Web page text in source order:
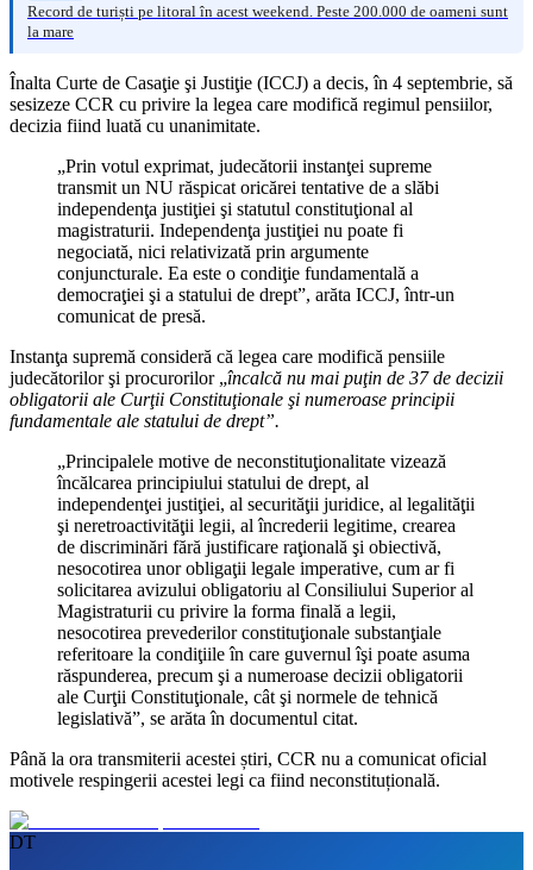
Record de turiști pe litoral în acest weekend. Peste 200.000 de oameni sunt
la mare
Înalta Curte de Casaţie şi Justiţie (ICCJ) a decis, în 4 septembrie, să
sesizeze CCR cu privire la legea care modifică regimul pensiilor,
decizia fiind luată cu unanimitate.
„Prin votul exprimat, judecătorii instanţei supreme
transmit un NU răspicat oricărei tentative de a slăbi
independenţa justiţiei şi statutul constituţional al
magistraturii. Independenţa justiţiei nu poate fi
negociată, nici relativizată prin argumente
conjuncturale. Ea este o condiţie fundamentală a
democraţiei şi a statului de drept”, arăta ICCJ, într-un
comunicat de presă.
Instanţa supremă consideră că legea care modifică pensiile
judecătorilor şi procurorilor „încalcă nu mai puţin de 37 de decizii
obligatorii ale Curţii Constituţionale şi numeroase principii
fundamentale ale statului de drept”.
„Principalele motive de neconstituţionalitate vizează
încălcarea principiului statului de drept, al
independenţei justiţiei, al securităţii juridice, al legalităţii
şi neretroactivităţii legii, al încrederii legitime, crearea
de discriminări fără justificare raţională şi obiectivă,
nesocotirea unor obligaţii legale imperative, cum ar fi
solicitarea avizului obligatoriu al Consiliului Superior al
Magistraturii cu privire la forma finală a legii,
nesocotirea prevederilor constituţionale substanţiale
referitoare la condiţiile în care guvernul îşi poate asuma
răspunderea, precum şi a numeroase decizii obligatorii
ale Curţii Constituţionale, cât şi normele de tehnică
legislativă”, se arăta în documentul citat.
Până la ora transmiterii acestei știri, CCR nu a comunicat oficial
motivele respingerii acestei legi ca fiind neconstituțională.
DT